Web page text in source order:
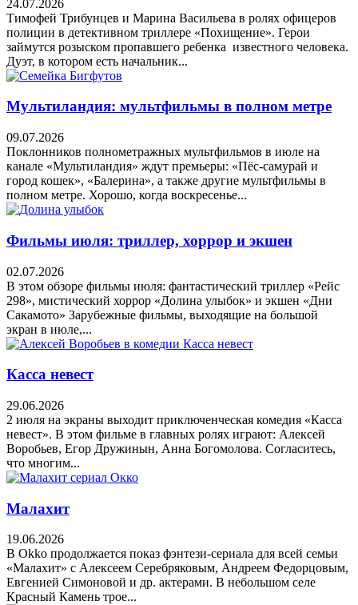
24.07.2026
Тимофей Трибунцев и Марина Васильева в ролях офицеров
полиции в детективном триллере «Похищение». Герои
займутся розыском пропавшего ребенка известного человека.
Дуэт, в котором есть начальник...
Мультиландия: мультфильмы в полном метре
09.07.2026
Поклонников полнометражных мультфильмов в июле на
канале «Мультиландия» ждут премьеры: «Пёс-самурай и
город кошек», «Балерина», а также другие мультфильмы в
полном метре. Хорошо, когда воскресенье...
Фильмы июля: триллер, хоррор и экшен
02.07.2026
В этом обзоре фильмы июля: фантастический триллер «Рейс
298», мистический хоррор «Долина улыбок» и экшен «Дни
Сакамото» Зарубежные фильмы, выходящие на большой
экран в июле,...
Касса невест
29.06.2026
2 июля на экраны выходит приключенческая комедия «Касса
невест». В этом фильме в главных ролях играют: Алексей
Воробьев, Егор Дружинын, Анна Богомолова. Согласитесь,
что многим...
Малахит
19.06.2026
В Okko продолжается показ фэнтези-сериала для всей семьи
«Малахит» с Алексеем Серебряковым, Андреем Федорцовым,
Евгенией Симоновой и др. актерами. В небольшом селе
Красный Камень трое...